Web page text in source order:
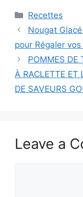
Categories
Recettes
Nougat
pour Régaler
POMMES DE
À RACLETTE ET
DE SAVEURS
Leave a